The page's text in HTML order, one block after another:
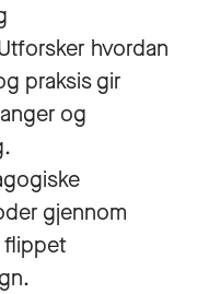
hvordan
praksis gir
og
gjennom
flippet